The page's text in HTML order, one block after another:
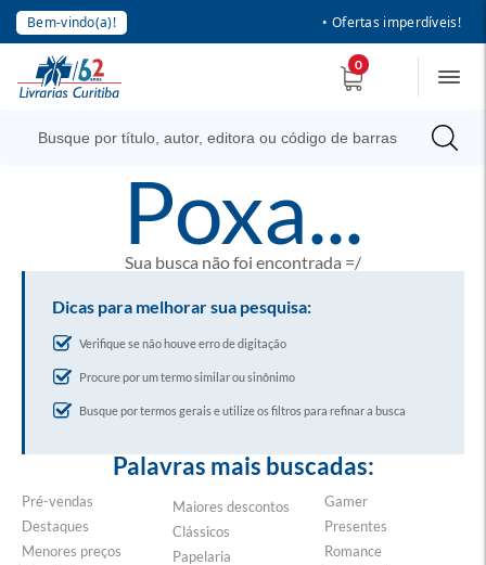
Bem-vindo(a)! • Ofertas imperdíveis!
0
poxa...
Sua busca não foi encontrada =/
Dicas para melhorar sua pesquisa:
Verifique se não houve erro de digitação
Procure por um termo similar ou sinônimo
Busque por termos gerais e utilize os filtros para refinar a busca
Palavras mais buscadas:
Pré-vendas
Destaques
Menores preços
Maiores descontos
Clássicos
Papelaria
Gamer
Presentes
Romance